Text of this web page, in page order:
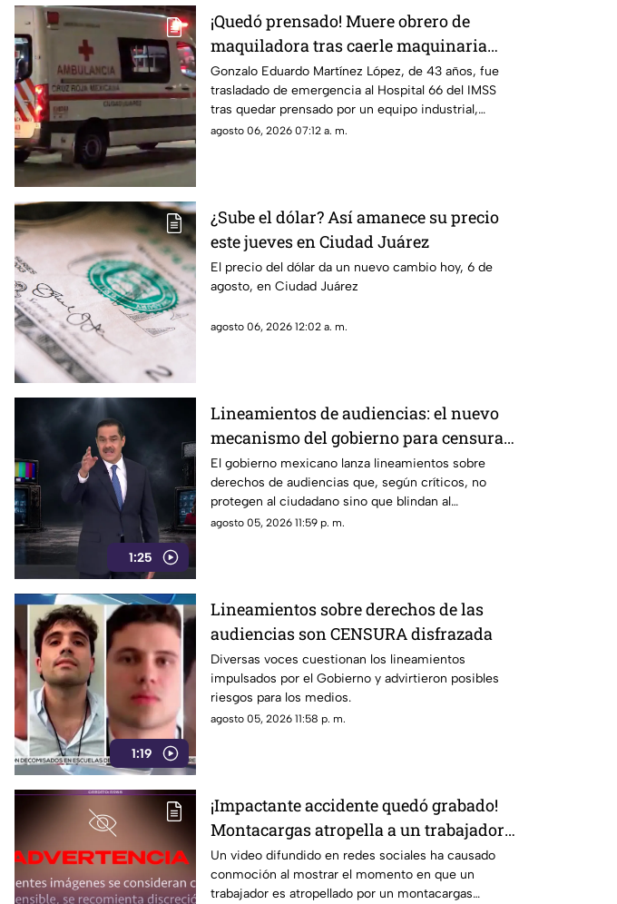
¡Quedó prensado! Muere obrero de
maquiladora tras caerle maquinaria
pesada en Ciudad Juárez
Gonzalo Eduardo Martínez López, de 43 años, fue
trasladado de emergencia al Hospital 66 del IMSS
tras quedar prensado por un equipo industrial,
donde falleció debido a las severas lesiones.
agosto 06, 2026 07:12 a. m.
¿Sube el dólar? Así amanece su precio
este jueves en Ciudad Juárez
El precio del dólar da un nuevo cambio hoy, 6 de
agosto, en Ciudad Juárez
agosto 06, 2026 12:02 a. m.
1:25
Lineamientos de audiencias: el nuevo
mecanismo del gobierno para censurar
medios y blindar la corrupción en
México
El gobierno mexicano lanza lineamientos sobre
derechos de audiencias que, según críticos, no
protegen al ciudadano sino que blindan al
morenismo y censuran denuncias de corrupción,
agosto 05, 2026 11:59 p. m.
1:19
Lineamientos sobre derechos de las
audiencias son CENSURA disfrazada
Diversas voces cuestionan los lineamientos
impulsados por el Gobierno y advirtieron posibles
riesgos para los medios.
agosto 05, 2026 11:58 p. m.
¡Impactante accidente quedó grabado!
Montacargas atropella a un trabajador
en una zona portuaria y el video se
vuelve viral
Un video difundido en redes sociales ha causado
conmoción al mostrar el momento en que un
trabajador es atropellado por un montacargas